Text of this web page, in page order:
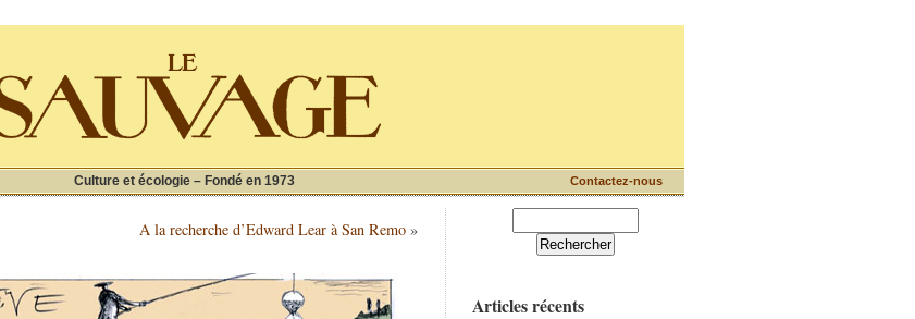
Culture et écologie – Fondé en 1973 Contactez-nous
A la recherche d’Edward Lear à San Remo »
Articles récents